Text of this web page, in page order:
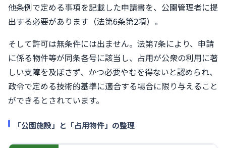
他条例で定める事項を記載した申請書を、公園管理者に提
出する必要があります（法第6条第2項）。
そして許可は無条件には出ません。法第7条により、申請
に係る物件等が同条各号に該当し、占用が公衆の利用に著
しい支障を及ぼさず、かつ必要やむを得ないと認められ、
政令で定める技術的基準に適合する場合に限り与えること
ができるとされています。
「公園施設」と「占用物件」の整理